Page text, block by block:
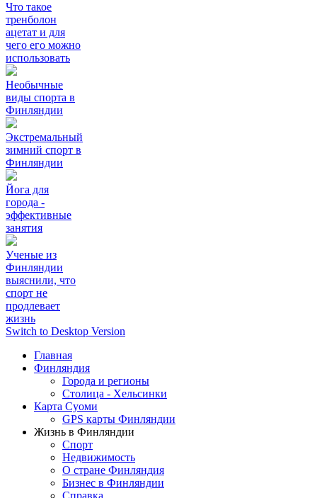
Что такое
тренболон
ацетат и для
чего его можно
использовать
Необычные
виды спорта в
Финляндии
Экстремальный
зимний спорт в
Финляндии
Йога для
города -
эффективные
занятия
Ученые из
Финляндии
выяснили, что
спорт не
продлевает
жизнь
Switch to Desktop Version
Главная
Финляндия
Города и регионы
Столица - Хельсинки
Карта Суоми
GPS карты Финляндии
Жизнь в Финляндии
Спорт
Недвижимость
О стране Финляндия
Бизнес в Финляндии